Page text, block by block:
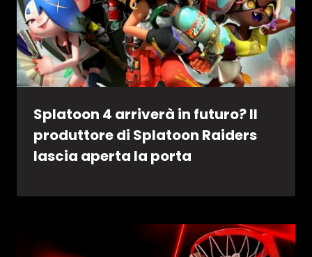
Splatoon 4 arriverà in futuro? Il
produttore di Splatoon Raiders
lascia aperta la porta